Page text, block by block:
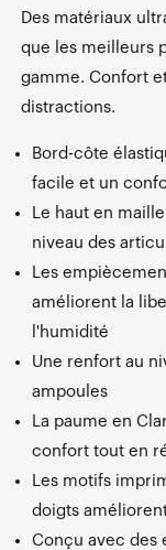
Des matériaux
que les meilleurs
gamme. Confort
distractions.
Bord-côte
facile et un
Le haut en
niveau des
Les
améliorent la
l'humidité
Une renfort au
ampoules
La paume en
confort tout en
Les motifs
doigts
Conçu avec des